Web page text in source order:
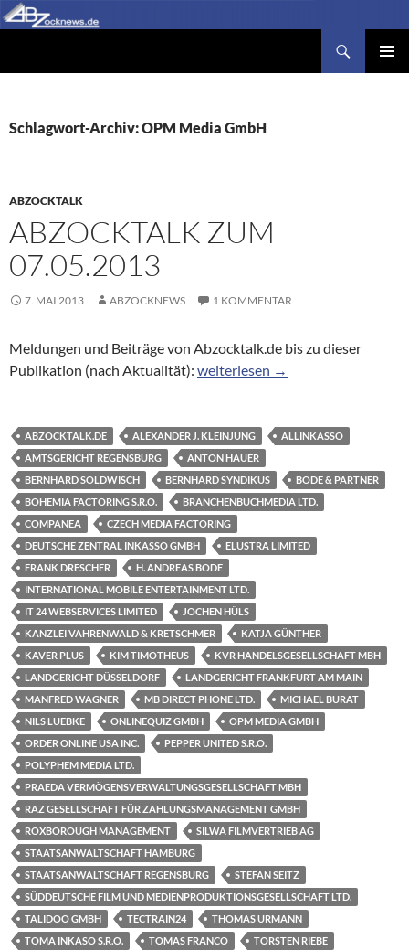
Zum
Inhalt
Schlagwort-Archiv: OPM Media GmbH
ABZOCKTALK
ABZOCKTALK ZUM
07.05.2013
7. MAI 2013 ABZOCKNEWS 1 KOMMENTAR
Meldungen und Beiträge von Abzocktalk.de bis zu dieser
Publikation (nach Aktualität): Abzocktalk zum 07.05.2013
weiterlesen →
ABZOCKTALK.DE ALEXANDER J. KLEINJUNG
ALLINKASSO
AMTSGERICHT REGENSBURG
ANTON HAUER
BERNHARD SOLDWISCH
BERNHARD SYNDIKUS
BODE & PARTNER
BOHEMIA FACTORING S.R.O.
BRANCHENBUCHMEDIA LTD.
COMPANEA
CZECH MEDIA FACTORING
DEUTSCHE ZENTRAL INKASSO GMBH
ELUSTRA LIMITED
FRANK DRESCHER
H. ANDREAS BODE
INTERNATIONAL MOBILE ENTERTAINMENT LTD.
IT 24 WEBSERVICES LIMITED
JOCHEN HÜLS
KANZLEI VAHRENWALD & KRETSCHMER
KATJA GÜNTHER
KAVER PLUS
KIM TIMOTHEUS
KVR HANDELSGESELLSCHAFT MBH
LANDGERICHT DÜSSELDORF
LANDGERICHT FRANKFURT AM MAIN
MANFRED WAGNER
MB DIRECT PHONE LTD.
MICHAEL BURAT
NILS LUEBKE
ONLINEQUIZ GMBH
OPM MEDIA GMBH
ORDER ONLINE USA INC.
PEPPER UNITED S.R.O.
POLYPHEM MEDIA LTD.
PRAEDA VERMÖGENSVERWALTUNGSGESELLSCHAFT MBH
RAZ GESELLSCHAFT FÜR ZAHLUNGSMANAGEMENT GMBH
ROXBOROUGH MANAGEMENT
SILWA FILMVERTRIEB AG
STAATSANWALTSCHAFT HAMBURG
STAATSANWALTSCHAFT REGENSBURG
STEFAN SEITZ
SÜDDEUTSCHE FILM UND MEDIENPRODUKTIONSGESELLSCHAFT LTD.
TALIDOO GMBH
TECTRAIN24
THOMAS URMANN
TOMA INKASO S.R.O.
TOMAS FRANCO
TORSTEN RIEBE